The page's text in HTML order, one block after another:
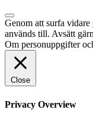
Genom att surfa
används till. Avsätt
Om personuppgifter
Close
Privacy Overview